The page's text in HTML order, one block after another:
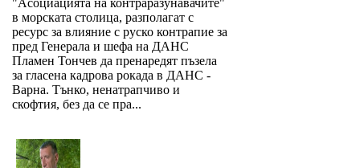
"Асоциацията на контраразунавачите"
в морската столица, разполагат с
ресурс за влияние с руско контрапие за
пред Генерала и шефа на ДАНС
Пламен Тончев да пренаредят пъзела
за гласена кадрова рокада в ДАНС -
Варна. Тънко, ненатрапчиво и
скофтия, без да се пра...